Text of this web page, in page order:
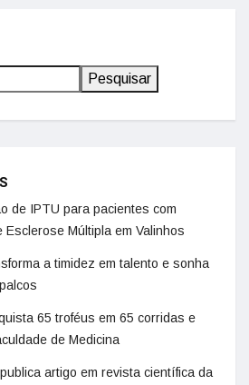
Pesquisar
de IPTU para pacientes com
Esclerose Múltipla em Valinhos
a timidez em talento e sonha
65 troféus em 65 corridas e
de Medicina
artigo em revista científica da